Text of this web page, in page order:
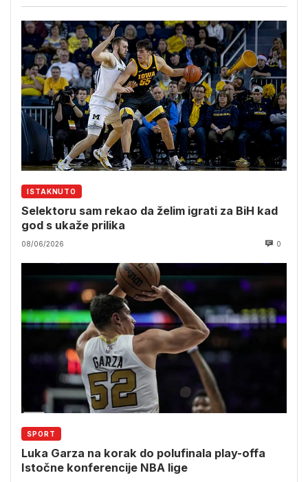
ISTAKNUTO
Selektoru sam rekao da želim igrati za BiH kad
god s ukaže prilika
08/06/2026 0
SPORT
Luka Garza na korak do polufinala play-offa
Istočne konferencije NBA lige